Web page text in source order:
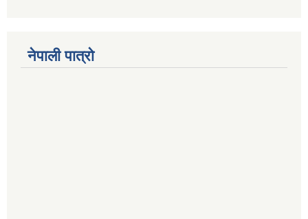
नेपाली पात्रो